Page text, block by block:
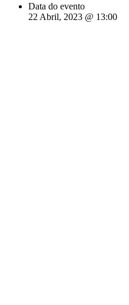
Data do evento
22 Abril, 2023 @ 13:00